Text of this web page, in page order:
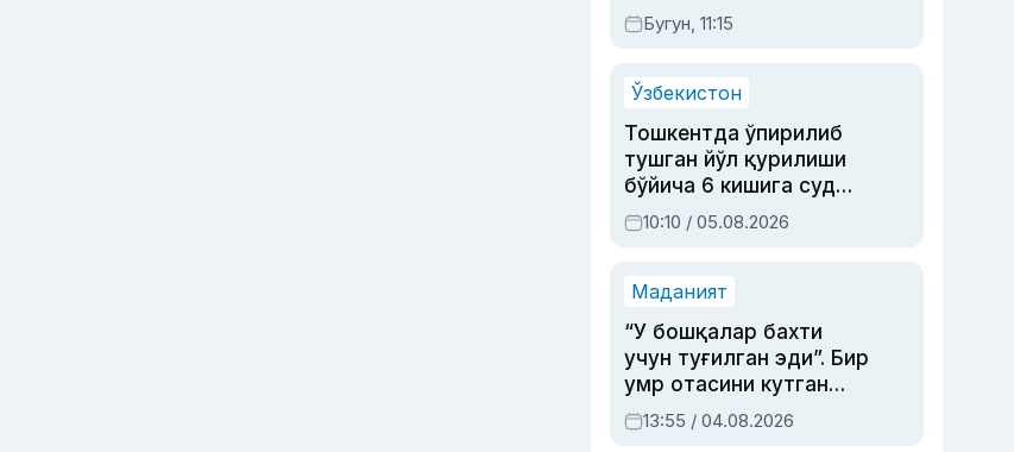
яйловга олиб бориб
ўлдирган йигит 20
Бугун, 11:15
Ўзбекистон
Тошкентда ўпирилиб
тушган йўл қурилиши
бўйича 6 кишига суд
ҳукми ўқилди
10:10 / 05.08.2026
Маданият
“У бошқалар бахти
учун туғилган эди”. Бир
умр отасини кутган
актриса ва дубльяж
устаси Римма
13:55 / 04.08.2026